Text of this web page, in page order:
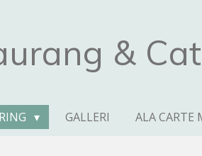
&
GALLERI ALA CARTE